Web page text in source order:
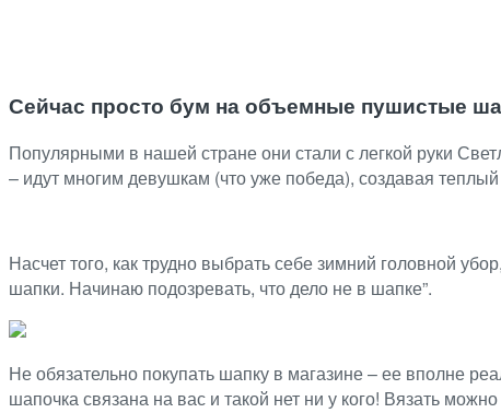
Сейчас просто бум на объемные пушистые
Популярными в нашей стране они стали с легкой руки
– идут многим девушкам (что уже победа), создавая
Насчет того, как трудно выбрать себе зимний головной
шапки. Начинаю подозревать, что дело не в шапке”.
Не обязательно покупать шапку в магазине – ее вполне
шапочка связана на вас и такой нет ни у кого! Вязать